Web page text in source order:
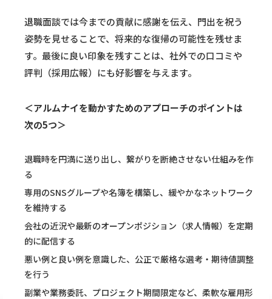
退職面談では今までの貢献に感謝を伝え、門出を祝う
姿勢を見せることで、将来的な復帰の可能性を残せま
す。最後に良い印象を残すことは、社外での口コミや
評判（採用広報）にも好影響を与えます。
＜アルムナイを動かすためのアプローチのポイントは
次の5つ＞
退職時を円満に送り出し、繋がりを断絶させない仕組みを作
る
専用のSNSグループや名簿を構築し、緩やかなネットワーク
を維持する
会社の近況や最新のオープンポジション（求人情報）を定期
的に配信する
悪い例と良い例を意識した、公正で厳格な選考・期待値調整
を行う
副業や業務委託、プロジェクト期間限定など、柔軟な雇用形